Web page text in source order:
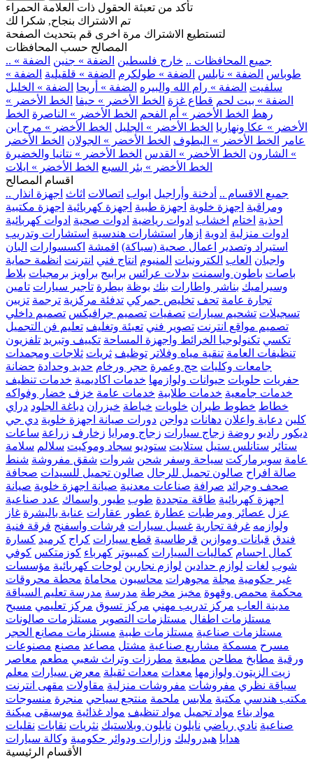
تأكد من تعبئة الحقول ذات العلامة الحمراء
تم الاشتراك بنجاح, شكرا لك
لتستطيع الاشتراك مرة اخرى قم بتحديث الصفحة
المصالح حسب المحافظات
.. جميع المحافظات .. خارج فلسطين الضفة » جنين الضفة »
طوباس الضفة » نابلس الضفة » طولكرم الضفة » قلقيلية الضفة »
سلفيت الضفة » رام الله والبيره الضفة » أريحا الضفة » الخليل
الضفة » بيت لحم قطاع غزة الخط الأخضر » حيفا الخط الأخضر »
رهط الخط الأخضر » أم الفحم الخط الأخضر » الناصرة الخط
الأخضر » عكا ونهاريا الخط الأخضر » الجليل الخط الأخضر » مرج ابن
عامر
الخط الأخضر » البطوف الخط الأخضر » الجولان الخط الأخضر
» الشارون الخط الأخضر » القدس الخط الأخضر » نتانيا والخضيرة
الخط الأخضر » بئر السبع الخط الأخضر » ايلات
اقسام المصالح
.. جميع الاقسام .. أدخنة وأراجيل ابواب اتصالات اثاث اجهزة انذار
ومراقبة اجهزة خلوية اجهزة طبية اجهزة كهربائية اجهزة مكتبية
احذية اختام اخشاب ادوات رياضية ادوات صحية ادوات كهربائية
ادوات منزلية ادوية ازهار استشارات هندسية استشارات وتدريب
استيراد وتصدير
اعمال صحية (سباكة) اقمشة اكسسوارات البان
واجبان العاب الكترونيات المنيوم انتاج فني انترنت انظمة حماية
باصات باطون واسمنت بدلات عرائس برابيج براويز برمجيات بلاط
وسيراميك بناشر واطارات بنك بوظة بيطرة تاجير سيارات تامين
تجارة عامة تحف تخليص جمركي تدفئة مركزية ترجمة تزيين
تسجيلات تشحيم سيارات تصفيات تصميم جرافيكس تصميم داخلي
تصميم مواقع انترنت تصوير فني تعبئة وتغليف تعليم فن التجميل
تكسي تكنولوجيا الخرائط واجهزة المساحة تكييف وتبريد تلفزيون
تنظيفات العامة تنقية مياه وفلاتر توظيف ثريات ثلاجات ومجمدات
جامعات وكليات حج وعمرة حجر ورخام حديد وحدادة حضانة
حفريات حلويات حيوانات ولوازمها خدمات اكاديمية خدمات تنظيف
خدمات جامعية خدمات طلابية خدمات عامة خزف خضار وفواكه
خطاط خطوط طيران خلويات خياطة خيزران دباغة الجلود دراي
كلين دعاية واعلان دهانات دواجن دورات صيانة اجهزة خلوية دي جي
ديكور راديو روضة زجاج سيارات زجاج ومرايا زخارف زراعة ساعات
ستائر ستانلس ستيل ستلايت ستوديو سجاد وموكيت سلالم سلامة
عامة سوبرماركت سياحة وسفر شحن شروات شقق مفروشة شنط
صالة افراح صالون تجميل للرجال صالون تجميل للسيدات صحافة
صحف وجرائد صرافة صناعات معدنية صيانة اجهزة خلوية صيانة
اجهزة كهربائية طاقة متجددة طوب طيور واسماك عدد صناعية
عزل عصائر ومرطبات عطارة عطور عقارات عناية بالبشرة غاز
ولوازمه غرفة تجارية غسيل سيارات فرشات واسفنج فرقة فنية
فندق قبانات وموازين قرطاسية قطع سيارات كراج كرميد كسارة
كمال اجسام كماليات السيارات كمبيوتر كهرباء كوزمتكس كوفي
شوب لغات لوازم حدادين لوازم نجارين لوحات كهربائية مؤسسات
غير حكومية مجلة مجوهرات محاسبون محاماة محطة محروقات
محكمة محمص وقهوة مخبز مخرطة مدرسة مدرسة تعليم السياقة
مدينة العاب مركز تدريب مهني مركز تسوق مركز تعليمي مسبح
مستلزمات اطفال مستلزمات التصوير مستلزمات صالونات
مستلزمات صناعية مستلزمات طبية مستلزمات مصانع الحجر
مسرح مسمكة مشاريع صناعية مشتل مصاعد مصنع مصنوعات
ورقية مطابخ مطاحن مطبعة مطرزات وتراث شعبي مطعم معاصر
زيت الزيتون ولوازمها معدات معدات ثقيلة معرض سيارات معلم
سياقة نظري مفروشات مفروشات منزلية مقاولات مقهى انترنت
مكتب هندسي مكتبة ملابس ملحمة منتجع سياحي منجرة منسوجات
مواد بناء مواد تجميل مواد تنظيف مواد غذائية موسيقى ميكنة
صناعية نادي رياضي نايلون نايلون وبلاستيك نثريات نقابات نقليات
هدايا هيدروليك وزارات ودوائر حكومية وكالة سيارات
الأقسام الرئيسية